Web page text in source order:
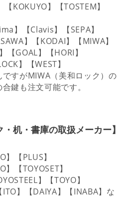
【KOKUYO】【TOSTEM】
】【Clavis】【SEPA】
】【KODAI】【MIWA】
【GOAL】【HORI】
】【WEST】
すがMIWA（美和ロック）の
鍵も注文可能です。
・机・書庫の取扱メーカー】
】【PLUS】
】【TOYOSET】
】【TOYO】
ITO】【DAIYA】【INABA】な